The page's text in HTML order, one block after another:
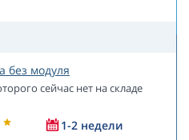
без модуля
сейчас нет на складе
1-2 недели